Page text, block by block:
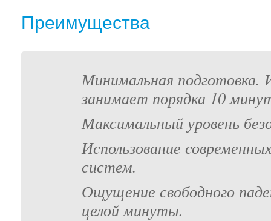
Преимущества
Минимальная
занимает порядка 10
Максимальный уровень
Использование
систем.
Ощущение свободного
целой минуты.